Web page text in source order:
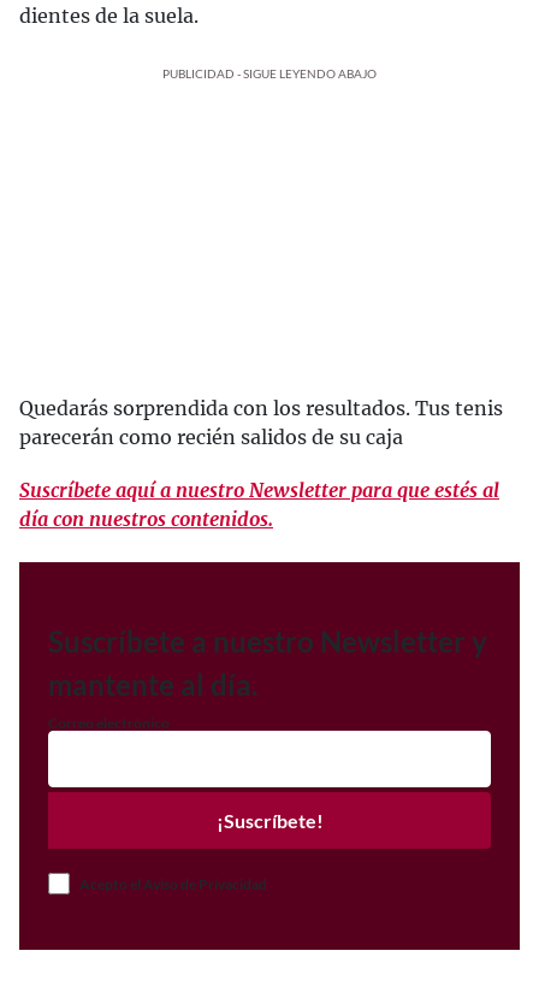
dientes de la suela.
PUBLICIDAD - SIGUE LEYENDO ABAJO
Quedarás sorprendida con los resultados. Tus tenis
parecerán como recién salidos de su caja
Suscríbete aquí a nuestro Newsletter para que estés al
día con nuestros contenidos.
Suscríbete a nuestro Newsletter y
mantente al día.
Correo electrónico
¡Suscríbete!
Acepto el Aviso de Privacidad